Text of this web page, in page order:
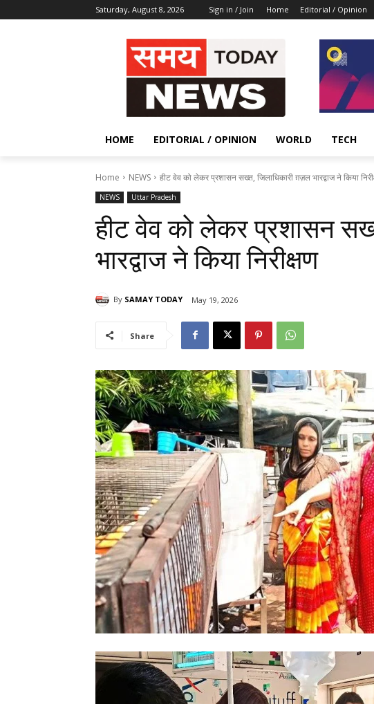
Saturday, August 8, 2026 Sign in / Join Home Editorial / Opinion
HOME EDITORIAL / OPINION WORLD TECH
Home NEWS हीट वेव को लेकर प्रशासन सख्त, जिलाधिकारी ग़ज़ल भारद्वाज ने किया
NEWS Uttar Pradesh
हीट वेव को लेकर प्रशासन
भारद्वाज ने किया निरीक्षण
By SAMAY TODAY May 19, 2026
Share